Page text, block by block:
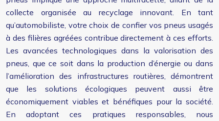
collecte organisée au recyclage innovant. En tant
qu’automobiliste, votre choix de confier vos pneus usagés
à des filières agréées contribue directement à ces efforts.
Les avancées technologiques dans la valorisation des
pneus, que ce soit dans la production d’énergie ou dans
l’amélioration des infrastructures routières, démontrent
que les solutions écologiques peuvent aussi être
économiquement viables et bénéfiques pour la société.
En adoptant ces pratiques responsables, nous